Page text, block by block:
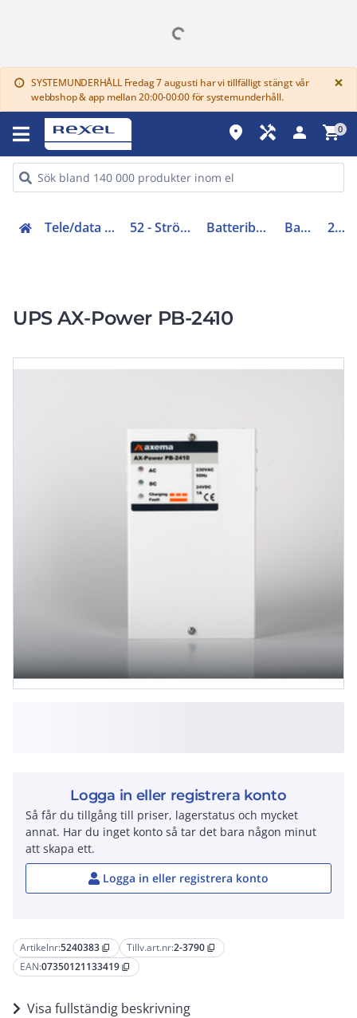
info SYSTEMUNDERHÅLL Fredag 7 augusti har vi tillfälligt stängt vår
webbshop & app mellan 20:00-00:00 för systemunderhåll.
×
place handyman person shopping_cart0
Tele/data och säkerhet (50-63) 52 - Strömförsörjning, UPS Batteribackup och tillbehör Batteribackup 2-3790
UPS AX-Power PB-2410
Artikelnr:5240383 content_copy Tillv.art.nr:2-3790 content_copy
EAN:07350121133419 content_copy
Visa fullständig beskrivning
Logga in eller registrera konto
Så får du tillgång till priser, lagerstatus och mycket
annat. Har du inget konto så tar det bara någon minut
att skapa ett.
Logga in eller registrera konto